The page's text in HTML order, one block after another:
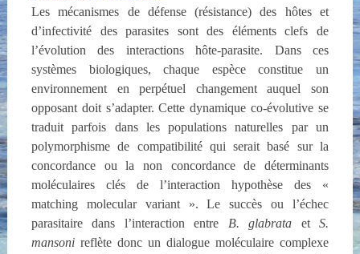
Les mécanismes de défense (résistance) des hôtes et
d’infectivité des parasites sont des éléments clefs de
l’évolution des interactions hôte-parasite. Dans ces
systèmes biologiques, chaque espèce constitue un
environnement en perpétuel changement auquel son
opposant doit s’adapter. Cette dynamique co-évolutive se
traduit parfois dans les populations naturelles par un
polymorphisme de compatibilité qui serait basé sur la
concordance ou la non concordance de déterminants
moléculaires clés de l’interaction hypothèse des «
matching molecular variant ». Le succès ou l’échec
parasitaire dans l’interaction entre B. glabrata etS.
mansoni reflète donc un dialogue moléculaire complexe